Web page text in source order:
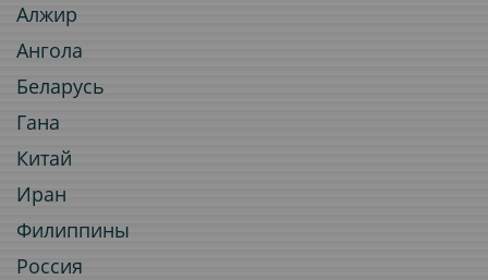
Алжир
Ангола
Беларусь
Гана
Китай
Иран
Филиппины
Россия